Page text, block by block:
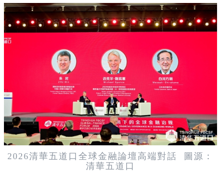
2026清華五道口全球金融論壇 高端對話 圖源：
清華五道口